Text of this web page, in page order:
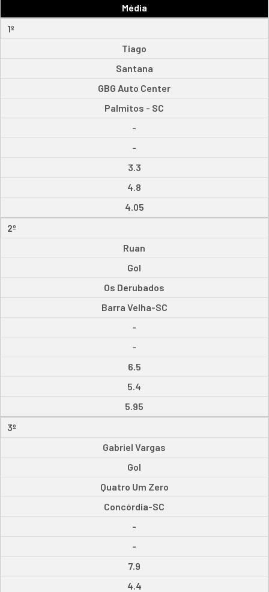
Média
1º
Tiago
Santana
GBG Auto Center
Palmitos - SC
-
-
3.3
4.8
4.05
2º
Ruan
Gol
Os Derubados
Barra Velha-SC
-
-
6.5
5.4
5.95
3º
Gabriel Vargas
Gol
Quatro Um Zero
Concórdia-SC
-
-
7.9
4.4